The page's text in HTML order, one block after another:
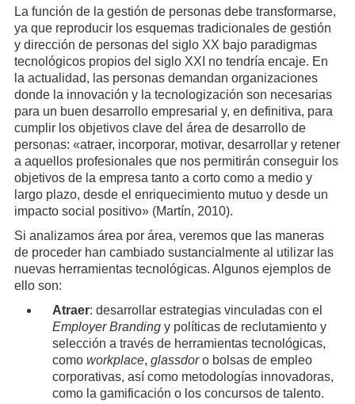
La función de la gestión de personas debe transformarse,
ya que reproducir los esquemas tradicionales de gestión
y dirección de personas del siglo XX bajo paradigmas
tecnológicos propios del siglo XXI no tendría encaje. En
la actualidad, las personas demandan organizaciones
donde la innovación y la tecnologización son necesarias
para un buen desarrollo empresarial y, en definitiva, para
cumplir los objetivos clave del área de desarrollo de
personas: «atraer, incorporar, motivar, desarrollar y retener
a aquellos profesionales que nos permitirán conseguir los
objetivos de la empresa tanto a corto como a medio y
largo plazo, desde el enriquecimiento mutuo y desde un
impacto social positivo» (Martín, 2010).
Si analizamos área por área, veremos que las maneras
de proceder han cambiado sustancialmente al utilizar las
nuevas herramientas tecnológicas. Algunos ejemplos de
ello son:
Atraer: desarrollar estrategias vinculadas con el
Employer Brandingy políticas de reclutamiento y
selección a través de herramientas tecnológicas,
como workplace, glassdoro bolsas de empleo
corporativas, así como metodologías innovadoras,
como la gamificación o los concursos de talento.